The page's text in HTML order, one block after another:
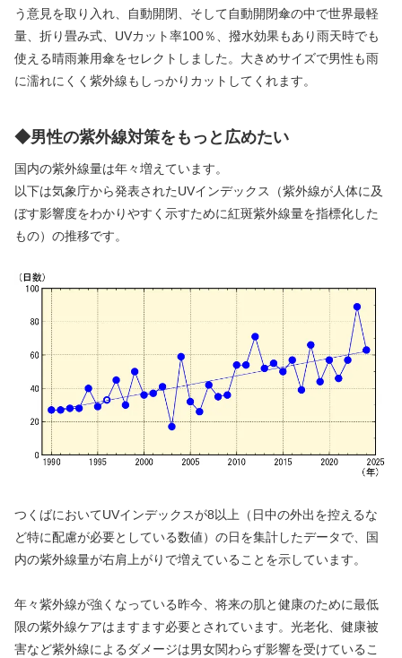
う意見を取り入れ、自動開閉、そして自動開閉傘の中で世界最軽
量、折り畳み式、UVカット率100％、撥水効果もあり雨天時でも
使える晴雨兼用傘をセレクトしました。大きめサイズで男性も雨
に濡れにくく紫外線もしっかりカットしてくれます。
◆男性の紫外線対策をもっと広めたい
国内の紫外線量は年々増えています。
以下は気象庁から発表されたUVインデックス（紫外線が人体に及
ぼす影響度をわかりやすく示すために紅斑紫外線量を指標化した
もの）の推移です。
つくばにおいてUVインデックスが8以上（日中の外出を控えるな
ど特に配慮が必要としている数値）の日を集計したデータで、国
内の紫外線量が右肩上がりで増えていることを示しています。
年々紫外線が強くなっている昨今、将来の肌と健康のために最低
限の紫外線ケアはますます必要とされています。光老化、健康被
害など紫外線によるダメージは男女関わらず影響を受けているこ